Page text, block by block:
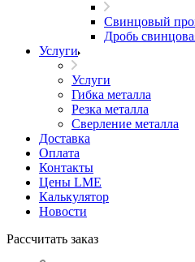
Свинцовый
Дробь
Услуги
Услуги
Гибка металла
Резка металла
Сверление металла
Доставка
Оплата
Контакты
Цены LME
Калькулятор
Новости
Рассчитать заказ